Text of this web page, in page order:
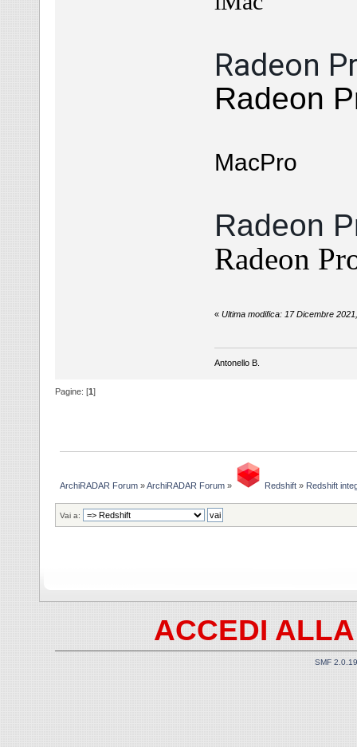
Radeon
Radeon
MacPro
Radeon
Radeon
« Ultima modifica: 17 Dicembre
Antonello B.
Pagine: [1 ]
ArchiRADAR Forum »ArchiRADAR Forum » Redshift » Redshift
Vai a:
ACCEDI
SMF 2.0.19